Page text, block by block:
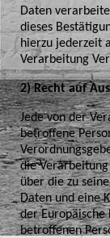
Daten
dieses
hierzu jederzeit
Verarbeitung
2) Recht auf
Jede von der
betroffene
die
über die zu
Daten und eine
der
betroffenen